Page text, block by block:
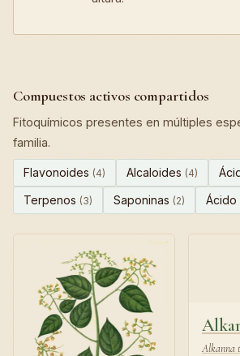
Compuestos activos compartidos
Fitoquímicos presentes en múltiples
familia.
Flavonoides (4) Alcaloides (4)
Terpenos (3) Saponinas (2) Ácido
Alkanna